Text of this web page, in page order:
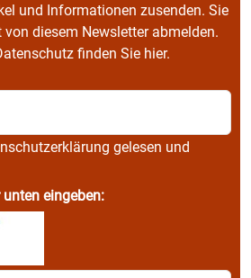
und Informationen zusenden. Sie
diesem Newsletter abmelden.
finden Sie hier.
gelesen und
eingeben: